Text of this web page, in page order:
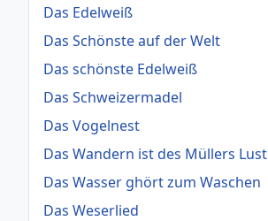
Das Edelweiß
Das Schönste auf der Welt
Das schönste Edelweiß
Das Schweizermadel
Das Vogelnest
Das Wandern ist des Müllers Lust
Das Wasser ghört zum Waschen
Das Weserlied